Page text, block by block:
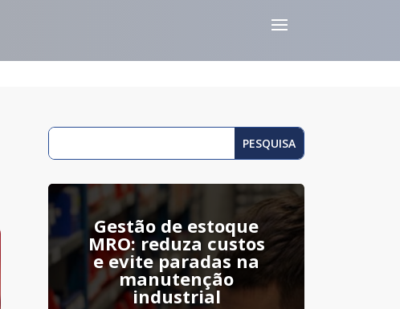
Gestão de estoque
MRO: reduza custos
e evite paradas na
manutenção
industrial